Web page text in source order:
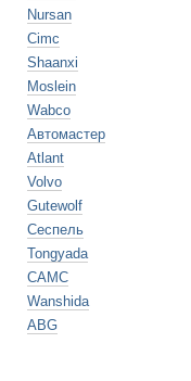
Nursan
Cimc
Shaanxi
Moslein
Wabco
Автомастер
Atlant
Volvo
Gutewolf
Сеспель
Tongyada
CAMC
Wanshida
ABG